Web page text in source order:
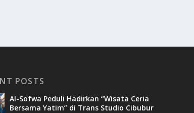
POSTS
Al-Sofwa Peduli Hadirkan “Wisata Ceria
Bersama Yatim” di Trans Studio Cibubur